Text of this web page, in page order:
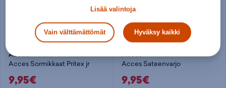
Acces
Acces Sormikkaat Pritex jr
9,95€
Acces
Acces Sateenvarjo
9,95€
Lisää valintoja
Vain välttämättömät Hyväksy kaikki